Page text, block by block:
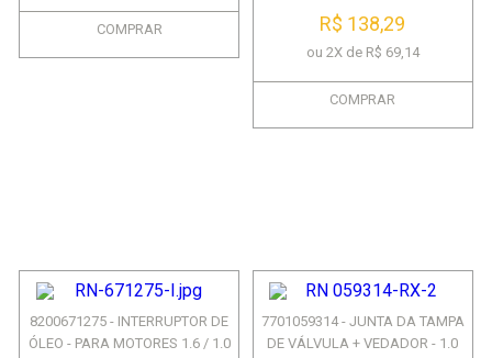
COMPRAR R$ 138,29
ou 2X de R$ 69,14
COMPRAR
8200671275 - INTERRUPTOR DE
ÓLEO - PARA MOTORES 1.6 / 1.0
7701059314 - JUNTA DA TAMPA
DE VÁLVULA + VEDADOR - 1.0